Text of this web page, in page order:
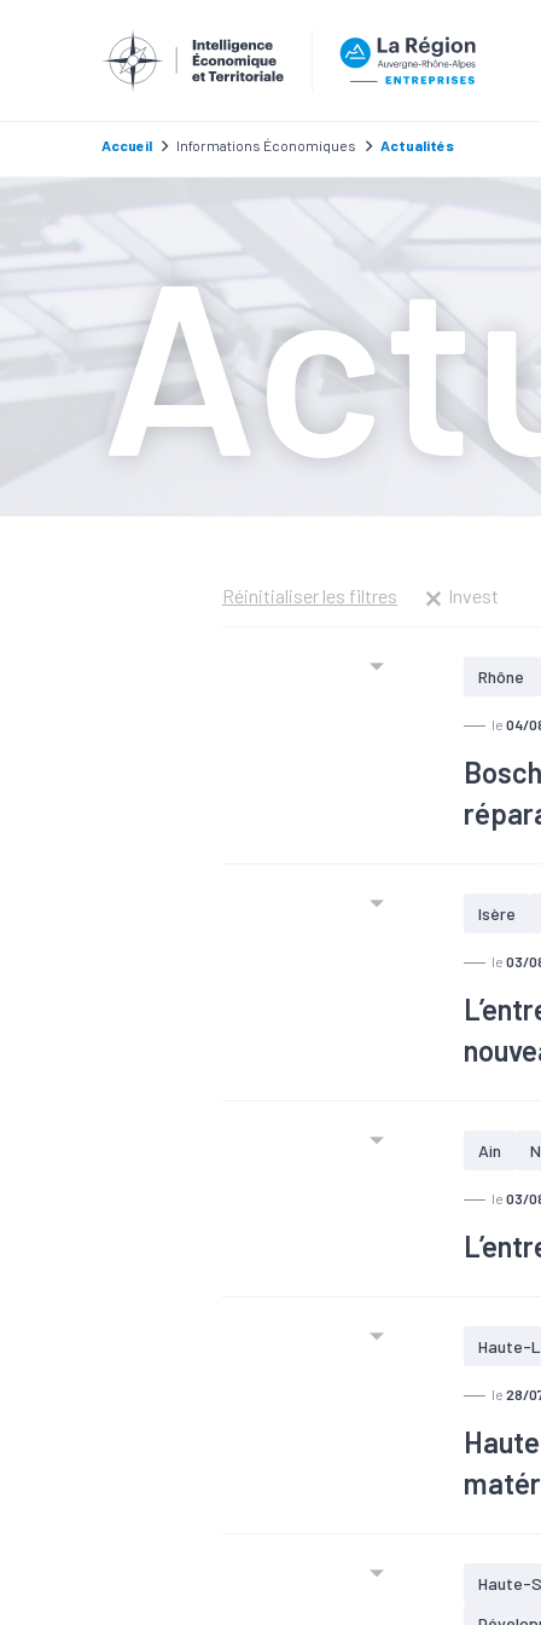
Accueil Informations Économiques Actualités
Réinitialiser les filtres Invest
Rhône
le 04/
Isère
le 03/
Ain
le 03/
va se
Haute-
le 28/
Haute-